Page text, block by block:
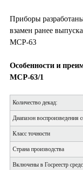
Приборы
взамен ранее
МСР-63
Особенности и
МСР-63/1
Количество декад:
Диапазон воспроизведения
Класс точности
Страна производства
Включены в Госреестр